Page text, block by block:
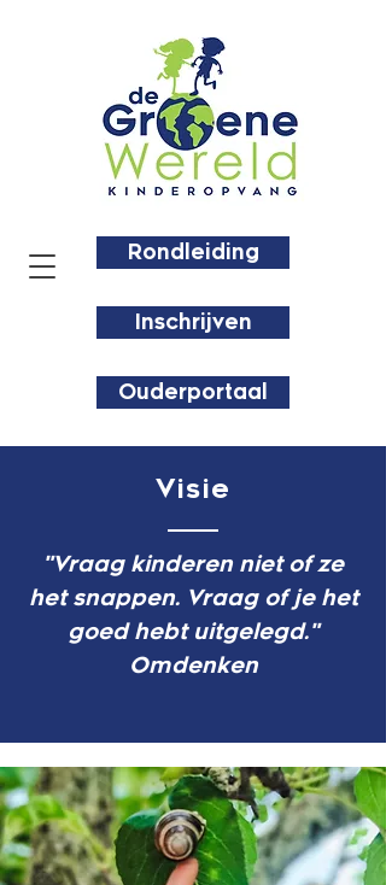
Rondleiding
Inschrijven
Ouderportaal
Visie
"Vraag kinderen niet of ze
het snappen. Vraag of je het
goed hebt uitgelegd."
Omdenken